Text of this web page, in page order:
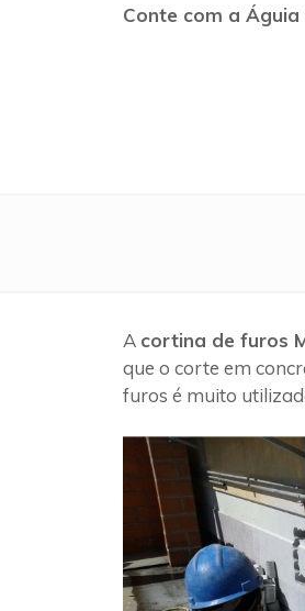
Conte com a
A cortina de furos
que o corte em
furos é muito